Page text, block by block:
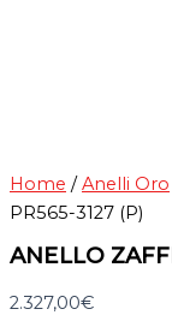
Home /Anelli Oro
PR565-3127 (P)
ANELLO
2.327,00€